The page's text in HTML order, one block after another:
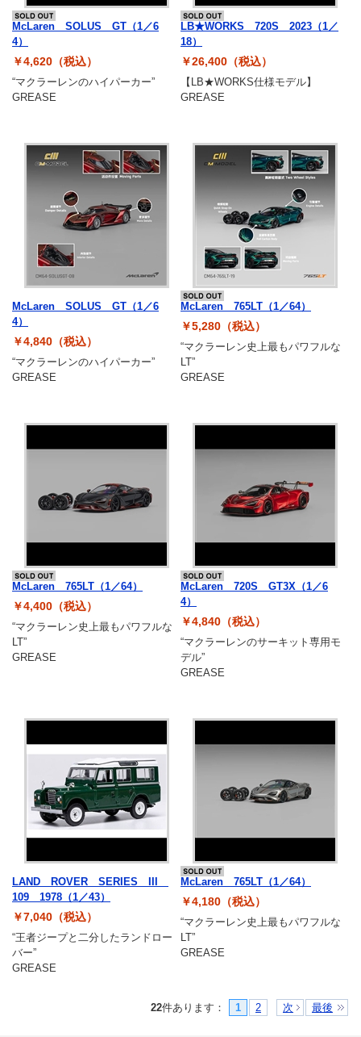
McLaren SOLUS GT（1／6
4）
￥4,620（税込）
“マクラーレンのハイパーカー”
GREASE
LB★WORKS 720S 2023（1／
18）
￥26,400（税込）
【LB★WORKS仕様モデル】
GREASE
McLaren SOLUS GT（1／6
4）
￥4,840（税込）
“マクラーレンのハイパーカー”
GREASE
McLaren 765LT（1／64）
￥5,280（税込）
“マクラーレン史上最もパワフルな
LT”
GREASE
McLaren 765LT（1／64）
￥4,400（税込）
“マクラーレン史上最もパワフルな
LT”
GREASE
McLaren 720S GT3X（1／6
4）
￥4,840（税込）
“マクラーレンのサーキット専用モ
デル”
GREASE
LAND ROVER SERIES III
109 1978（1／43）
￥7,040（税込）
“王者ジープと二分したランドロー
バー”
GREASE
McLaren 765LT（1／64）
￥4,180（税込）
“マクラーレン史上最もパワフルな
LT”
GREASE
22件あります ： 1 2 次 最後